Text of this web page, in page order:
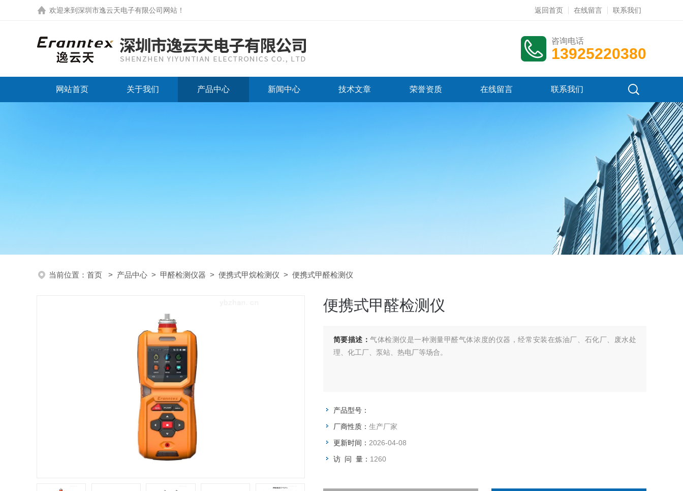
欢迎来到 深圳市逸云天电子有限公司网站 ！ 返回首页 在线留言 联系我们
咨询电话
13925220380
网站首页 关于我们 产品中心 新闻中心 技术文章 荣誉资质 在线留言 联系我们
当前位置： 首页 > 产品中心 > 甲醛检测仪器 > 便携式甲烷检测仪 > 便携式甲醛检测仪
便携式甲醛检测仪
简要描述： 气体检测仪是一种测量甲醛气体浓度的仪器，经常安装在炼油厂、石化厂、废水处
理、化工厂、泵站、热电厂等场合。
便携式甲醛检测仪
产品型号：
厂商性质： 生产厂家
更新时间： 2026-04-08
访 问 量： 1260